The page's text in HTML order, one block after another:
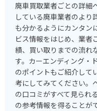
廃車買取業者ごとの詳細
している廃車業者のより
も分かるようにカンタン
ビス情報をはじめ、業者
績、買い取りまでの流れ
す。カーエンディング・
のポイントもご紹介して
考にしてみてください。
の口コミがすべて見られ
の参考情報を得ることが